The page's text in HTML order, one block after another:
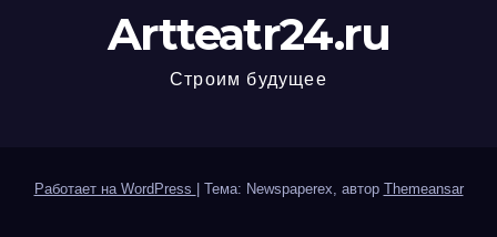
Artteatr24.ru
Строим будущее
Работает на WordPress Тема: Newspaperex, автор Themeansar